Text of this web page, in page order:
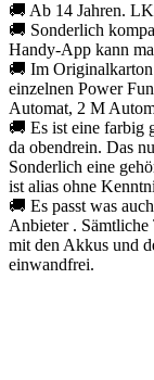
🚚 Ab 14 Jahren.
🚚 Sonderlich
Handy-App kann
🚚 Im Originalkarton
einzelnen Power
Automat, 2 M
🚚 Es ist eine farbig
da obendrein. Das
Sonderlich eine
ist alias ohne
🚚 Es passt was
Anbieter .
mit den Akkus und
einwandfrei.